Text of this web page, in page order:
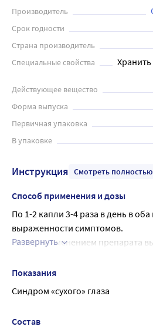
плёнки, легко покрывая
слёзной плёнки. Применяется в
чувство жжения, раздражения и
вызванные сухостью глаза; в
в случае снижения секреции
"сухого" глаза или любые
смягчения и увлажнения
рекомендуется
Производитель
Срок годности
Страна производитель
Специальные свойства
Действующее вещество
Форма выпуска
Первичная упаковка
В упаковке
Инструкция Смотреть полностью
Способ применения и дозы
По 1-2 капли 3-4 раза в день в оба
выраженности симптомов.
Перед применением препарата
кончик пипетки не касается кожи
Запрокинуть голову назад,
количество капель в
Развернуть
Показания
Синдром «сухого» глаза
Состав